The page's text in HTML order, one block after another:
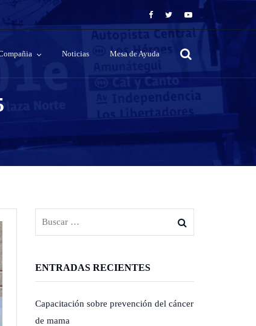
Noticias Mesa de Ayuda
ENTRADAS RECIENTES
Capacitación sobre prevención del cáncer
de mama